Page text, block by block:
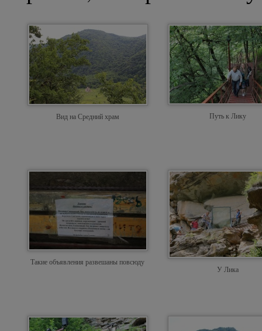
Вид на Средний храм Путь к Лику
Такие объявления развешаны повсюду
У Лика